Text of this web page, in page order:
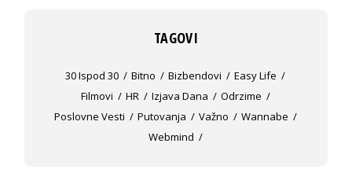
TAGOVI
30 Ispod 30 Bitno Bizbendovi
Easy Life
Filmovi
HR Izjava Dana
Odrzime
Poslovne Vesti
Putovanja Važno
Wannabe
Webmind